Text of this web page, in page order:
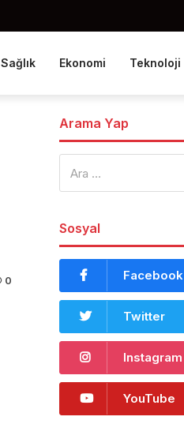
Sağlık Ekonomi Teknoloji
0
Arama Yap
Sosyal
Facebook
Twitter
Instagram
YouTube